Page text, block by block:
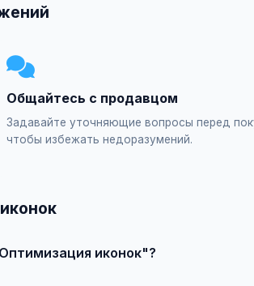
Общайтесь с продавцом
Задавайте уточняющие вопросы перед
чтобы избежать недоразумений.
иконок"?